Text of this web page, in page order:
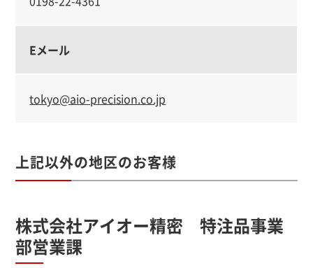
Eメール
tokyo@aio-precision.co.jp
上記以外の地区のお客様
株式会社アイオー精密 特注品事業
部営業課